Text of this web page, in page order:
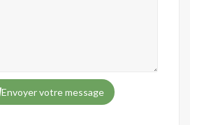
Envoyer votre message